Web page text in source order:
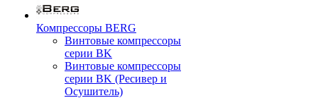
Компрессоры BERG
Винтовые компрессоры
серии BK
Винтовые компрессоры
серии BK (Ресивер и
Осушитель)